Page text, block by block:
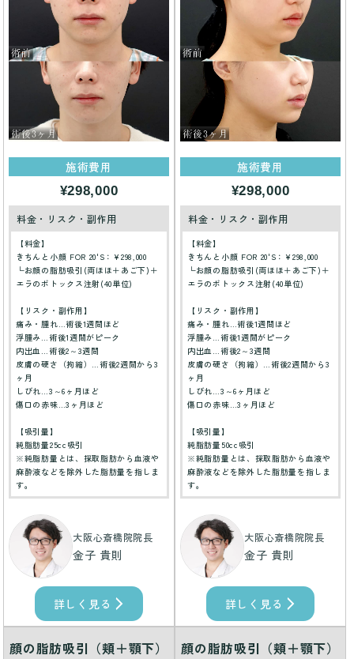
施術費用
¥298,000
料金・リスク・副作用
【料金】
きちんと小顔 FOR 20'S：¥298,000
└お顔の脂肪吸引(両ほほ＋あご下)＋
エラのボトックス注射(40単位)
【リスク・副作用】
痛み・腫れ…術後1週間ほど
浮腫み…術後1週間がピーク
内出血…術後2～3週間
皮膚の硬さ（拘縮）…術後2週間から3
ヶ月
しびれ…3～6ヶ月ほど
傷口の赤味…3ヶ月ほど
【吸引量】
純脂肪量25cc吸引
※純脂肪量とは、採取脂肪から血液や
麻酔液などを除外した脂肪量を指しま
す。
大阪心斎橋院院長
金子 貴則
詳しく見る
施術費用
¥298,000
料金・リスク・副作用
【料金】
きちんと小顔 FOR 20'S：¥298,000
└お顔の脂肪吸引(両ほほ＋あご下)＋
エラのボトックス注射(40単位)
【リスク・副作用】
痛み・腫れ…術後1週間ほど
浮腫み…術後1週間がピーク
内出血…術後2～3週間
皮膚の硬さ（拘縮）…術後2週間から3
ヶ月
しびれ…3～6ヶ月ほど
傷口の赤味…3ヶ月ほど
【吸引量】
純脂肪量50cc吸引
※純脂肪量とは、採取脂肪から血液や
麻酔液などを除外した脂肪量を指しま
す。
大阪心斎橋院院長
金子 貴則
詳しく見る
顔の脂肪吸引（頬＋顎下）
顔の脂肪吸引（頬＋顎下）